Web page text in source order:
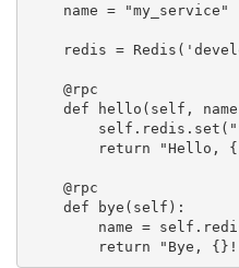
    name
= "my_service "
    redis
= Redis( '
@rpc
def
hello ( self , name
self .redis.set( "
return
"Hello,
@rpc
def
bye ( self ):
        name
= self
return
" Bye, {} !